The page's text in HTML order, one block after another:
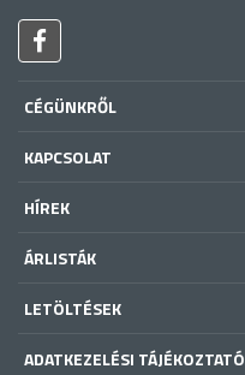
CÉGÜNKRŐL
KAPCSOLAT
HÍREK
ÁRLISTÁK
LETÖLTÉSEK
ADATKEZELÉSI TÁJÉKOZTATÓ